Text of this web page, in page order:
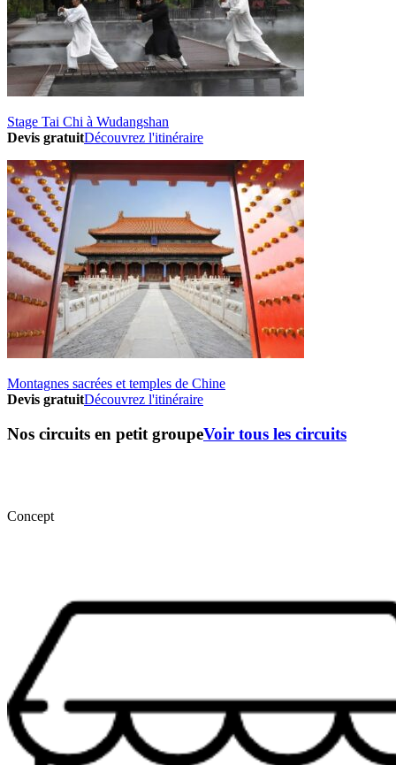
Stage Tai Chi à Wudangshan
Devis gratuitDécouvrez l'itinéraire
Montagnes sacrées et temples de Chine
Devis gratuitDécouvrez l'itinéraire
Nos circuits en petit groupeVoir tous les circuits
Concept